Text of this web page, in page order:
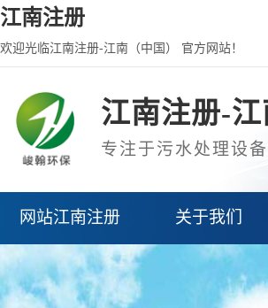
江南注册
欢迎光临江南注册-江南（中国） 官方网站！
江南注册-
专注于污水处理设
网站江南注册 关于我们